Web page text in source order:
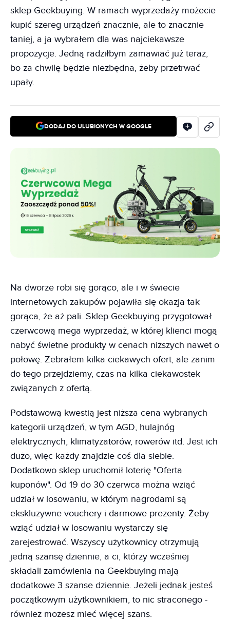
sklep Geekbuying. W ramach wyprzedaży możecie
kupić szereg urządzeń znacznie, ale to znacznie
taniej, a ja wybrałem dla was najciekawsze
propozycje. Jedną radziłbym zamawiać już teraz,
bo za chwilę będzie niezbędna, żeby przetrwać
upały.
DODAJ DO ULUBIONYCH W GOOGLE
Na dworze robi się gorąco, ale i w świecie
internetowych zakupów pojawiła się okazja tak
gorąca, że aż pali. Sklep Geekbuying przygotował
czerwcową mega wyprzedaż, w której klienci mogą
nabyć świetne produkty w cenach niższych nawet o
połowę. Zebrałem kilka ciekawych ofert, ale zanim
do tego przejdziemy, czas na kilka ciekawostek
związanych z ofertą.
Podstawową kwestią jest niższa cena wybranych
kategorii urządzeń, w tym AGD, hulajnóg
elektrycznych, klimatyzatorów, rowerów itd. Jest ich
dużo, więc każdy znajdzie coś dla siebie.
Dodatkowo sklep uruchomił loterię "Oferta
kuponów". Od 19 do 30 czerwca można wziąć
udział w losowaniu, w którym nagrodami są
ekskluzywne vouchery i darmowe prezenty. Żeby
wziąć udział w losowaniu wystarczy się
zarejestrować. Wszyscy użytkownicy otrzymują
jedną szansę dziennie, a ci, którzy wcześniej
składali zamówienia na Geekbuying mają
dodatkowe 3 szanse dziennie. Jeżeli jednak jesteś
początkowym użytkownikiem, to nic straconego -
również możesz mieć więcej szans.